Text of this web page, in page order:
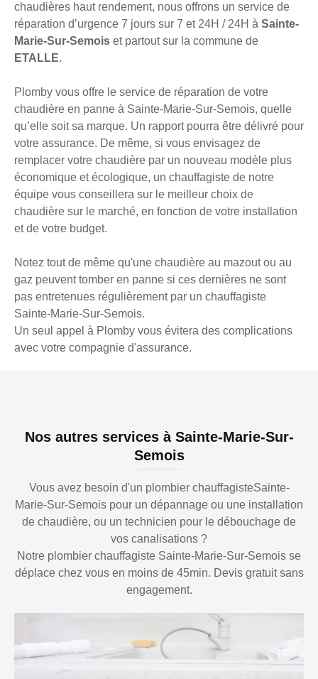
chaudières haut rendement, nous offrons un service de
réparation d’urgence 7 jours sur 7 et 24H / 24H à Sainte-
Marie-Sur-Semois et partout sur la commune de
ETALLE.
Plomby vous offre le service de réparation de votre
chaudière en panne à Sainte-Marie-Sur-Semois, quelle
qu’elle soit sa marque. Un rapport pourra être délivré pour
votre assurance. De même, si vous envisagez de
remplacer votre chaudière par un nouveau modèle plus
économique et écologique, un chauffagiste de notre
équipe vous conseillera sur le meilleur choix de
chaudière sur le marché, en fonction de votre installation
et de votre budget.
Notez tout de même qu'une chaudière au mazout ou au
gaz peuvent tomber en panne si ces dernières ne sont
pas entretenues régulièrement par un chauffagiste
Sainte-Marie-Sur-Semois.
Un seul appel à Plomby vous évitera des complications
avec votre compagnie d'assurance.
Nos autres services à Sainte-Marie-Sur-
Semois
Vous avez besoin d'un plombier chauffagisteSainte-
Marie-Sur-Semois pour un dépannage ou une installation
de chaudière, ou un technicien pour le débouchage de
vos canalisations ?
Notre plombier chauffagiste Sainte-Marie-Sur-Semois se
déplace chez vous en moins de 45min. Devis gratuit sans
engagement.